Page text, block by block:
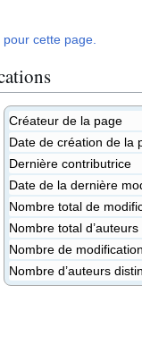
cette page.
Créateur de la page
Date de création de la
Dernière contributrice
Date de la dernière
Nombre total de
Nombre total
Nombre de
Nombre d’auteurs